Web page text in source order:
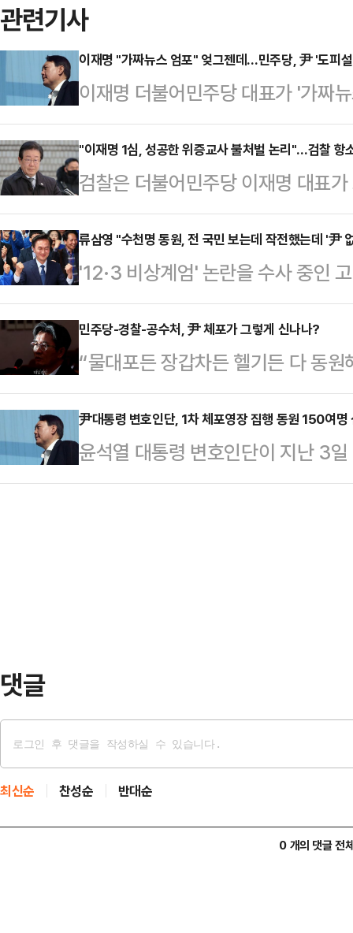
관련기사
이재명 "가짜뉴스 엄포" 엊그젠데…민주당, 尹 '도피
이재명 더불어민주당 대표가 '가짜
에 민주당이 자승자박에 빠진 모양
주설'을 제기했는데, 민주당의 '카
가 멀다는 지적이 나온다.9일 정치
공직자범죄수사처(공수처)의 체포
저에서 도주했다는 의혹을 제기했
받은 제보'라고 일부 언론에 주장하
백 민주당 의원은 전…
"이재명 1심, 성공한 위증교사 불처벌 논리"…검찰 항
검찰은 더불어민주당 이재명 대표
진성 씨에게 노골적으로 위증을 요
의 항소이유서를 제출했다.지난 9
7일 이 대표의 위증교사 혐의 사건
내용의 항소이유서를 냈다.검찰은
를 개별 행위로 분해해 이 대표의
위증을 '스스로의 기억에 따른 증언
"음주운전을 음주…
류삼영 "수천명 동원, 전 국민 보는데 작전했는데 '尹
'12·3 비상계엄' 논란을 수사 중인
대한 체포영장 재집행에 나설 전망
다갔다 하는 이야기들이 있는데, 전
작전을 했는데 '(윤 대통령이) 없었
전 총경은 10일 오전 MBC라디오 '
전과 관련해 "가장 먼저 확인돼야
에 있느냐 없느냐에 대한 확신"이
민주당-경찰-공수처, 尹 체포가 그렇게 신나나?
“물대포든 장갑차든 헬기든 다 동
만약 쏘게 됐을 때 자기가 먼저 죽
까 압도적인 물리력이 필요하다.”
신이 났다. 그들에게 국가와 국민,
않다. 오직 주군 이재명이 조기에,
尹대통령 변호인단, 1차 체포영장 집행 동원 150여명
윤석열 대통령 변호인단이 지난 3
고위공직자범죄수사처(공수처) 검
댓글
최신순 찬성순 반대순
0 개의 댓글 전